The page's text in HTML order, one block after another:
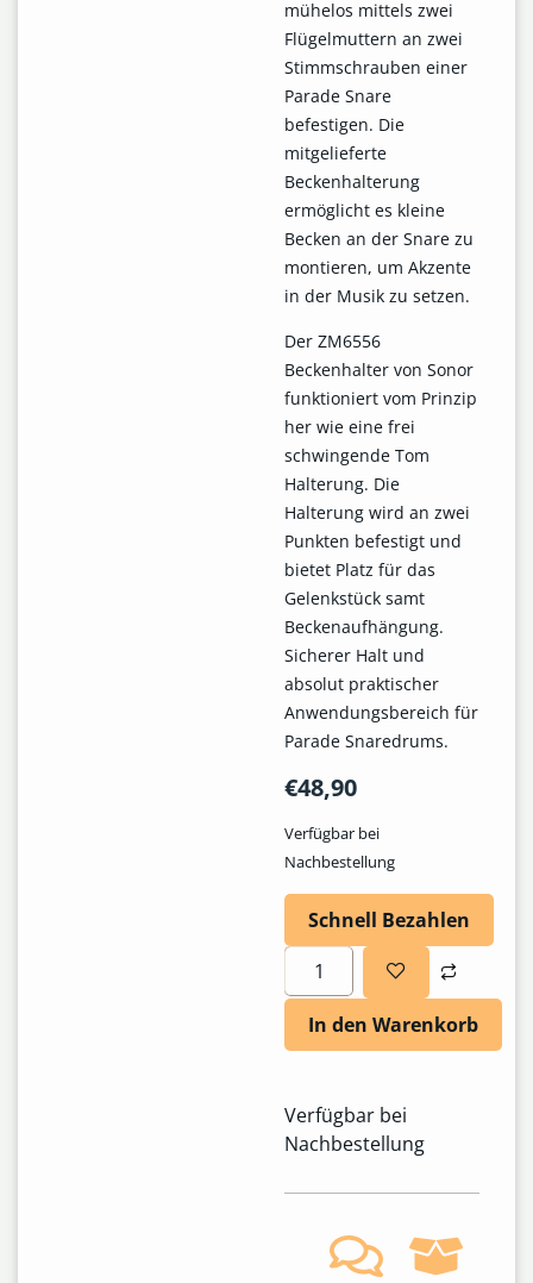
mühelos mittels zwei
Flügelmuttern an zwei
Stimmschrauben einer
Parade Snare
befestigen. Die
mitgelieferte
Beckenhalterung
ermöglicht es kleine
Becken an der Snare zu
montieren, um Akzente
in der Musik zu setzen.
Der ZM6556
Beckenhalter von Sonor
funktioniert vom Prinzip
her wie eine frei
schwingende Tom
Halterung. Die
Halterung wird an zwei
Punkten befestigt und
bietet Platz für das
Gelenkstück samt
Beckenaufhängung.
Sicherer Halt und
absolut praktischer
Anwendungsbereich für
Parade Snaredrums.
€48,90
Verfügbar bei
Nachbestellung
Schnell Bezahlen
In den Warenkorb
Verfügbar bei
Nachbestellung